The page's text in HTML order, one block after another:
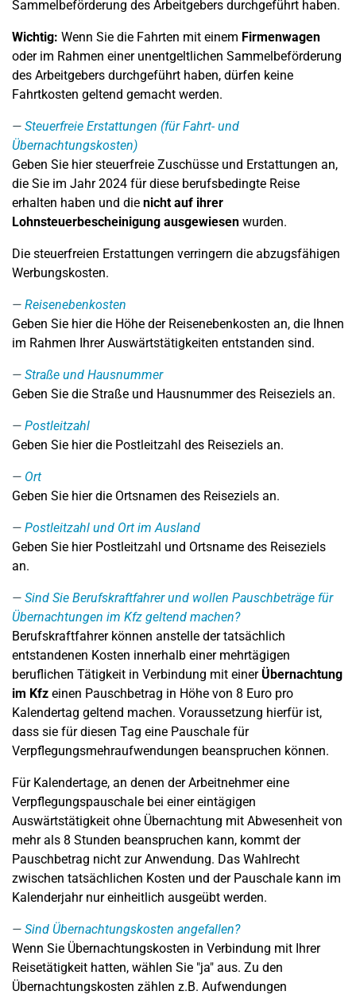
Sammelbeförderung des Arbeitgebers durchgeführt haben.
Wichtig: Wenn Sie die Fahrten mit einem Firmenwagen
oder im Rahmen einer unentgeltlichen Sammelbeförderung
des Arbeitgebers durchgeführt haben, dürfen keine
Fahrtkosten geltend gemacht werden.
Steuerfreie Erstattungen (für Fahrt- und
Übernachtungskosten)
Geben Sie hier steuerfreie Zuschüsse und Erstattungen an,
die Sie im Jahr 2024 für diese berufsbedingte Reise
erhalten haben und die nicht auf ihrer
Lohnsteuerbescheinigung ausgewiesen wurden.
Die steuerfreien Erstattungen verringern die abzugsfähigen
Werbungskosten.
Reisenebenkosten
Geben Sie hier die Höhe der Reisenebenkosten an, die Ihnen
im Rahmen Ihrer Auswärtstätigkeiten entstanden sind.
Straße und Hausnummer
Geben Sie die Straße und Hausnummer des Reiseziels an.
Postleitzahl
Geben Sie hier die Postleitzahl des Reiseziels an.
Ort
Geben Sie hier die Ortsnamen des Reiseziels an.
Postleitzahl und Ort im Ausland
Geben Sie hier Postleitzahl und Ortsname des Reiseziels
an.
Sind Sie Berufskraftfahrer und wollen Pauschbeträge für
Übernachtungen im Kfz geltend machen?
Berufskraftfahrer können anstelle der tatsächlich
entstandenen Kosten innerhalb einer mehrtägigen
beruflichen Tätigkeit in Verbindung mit einerÜbernachtung
im Kfz einen Pauschbetrag in Höhe von 8 Euro pro
Kalendertag geltend machen. Voraussetzung hierfür ist,
dass sie für diesen Tag eine Pauschale für
Verpflegungsmehraufwendungen beanspruchen können.
Für Kalendertage, an denen der Arbeitnehmer eine
Verpflegungspauschale bei einer eintägigen
Auswärtstätigkeit ohne Übernachtung mit Abwesenheit von
mehr als 8 Stunden beanspruchen kann, kommt der
Pauschbetrag nicht zur Anwendung. Das Wahlrecht
zwischen tatsächlichen Kosten und der Pauschale kann im
Kalenderjahr nur einheitlich ausgeübt werden.
Sind Übernachtungskosten angefallen?
Wenn Sie Übernachtungskosten in Verbindung mit Ihrer
Reisetätigkeit hatten, wählen Sie "ja" aus. Zu den
Übernachtungskosten zählen z.B. Aufwendungen